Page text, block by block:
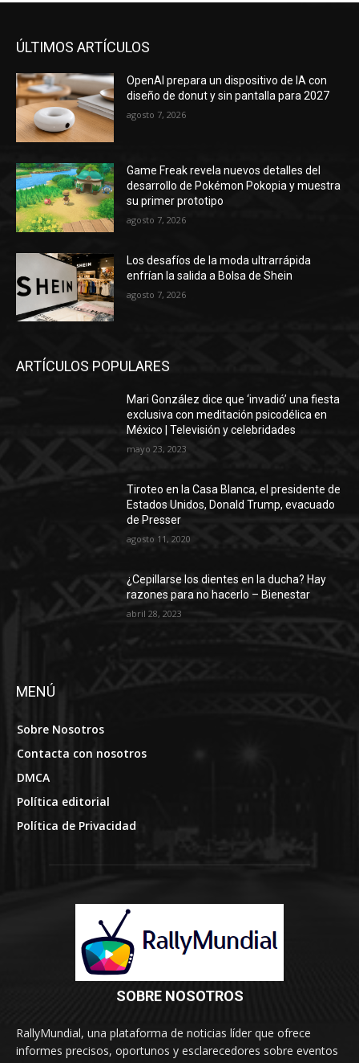
ÚLTIMOS ARTÍCULOS
OpenAI prepara un dispositivo de IA con
diseño de donut y sin pantalla para 2027
agosto 7, 2026
Game Freak revela nuevos detalles del
desarrollo de Pokémon Pokopia y muestra
su primer prototipo
agosto 7, 2026
Los desafíos de la moda ultrarrápida
enfrían la salida a Bolsa de Shein
agosto 7, 2026
ARTÍCULOS POPULARES
Mari González dice que ‘invadió’ una fiesta
exclusiva con meditación psicodélica en
México | Televisión y celebridades
mayo 23, 2023
Tiroteo en la Casa Blanca, el presidente de
Estados Unidos, Donald Trump, evacuado
de Presser
agosto 11, 2020
¿Cepillarse los dientes en la ducha? Hay
razones para no hacerlo – Bienestar
abril 28, 2023
MENÚ
Sobre Nosotros
Contacta con nosotros
DMCA
Política editorial
Política de Privacidad
SOBRE NOSOTROS
RallyMundial, una plataforma de noticias líder que ofrece
informes precisos, oportunos y esclarecedores sobre eventos